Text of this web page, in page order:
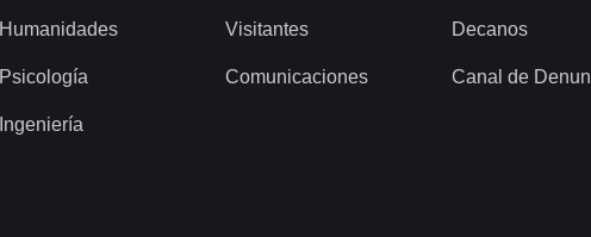
Humanidades
Psicología
Ingeniería
Visitantes
Comunicaciones
Decanos
Canal de